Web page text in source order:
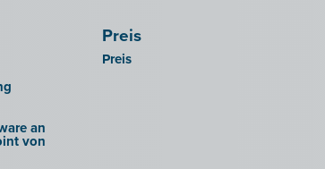
an
von
Preis
Preis